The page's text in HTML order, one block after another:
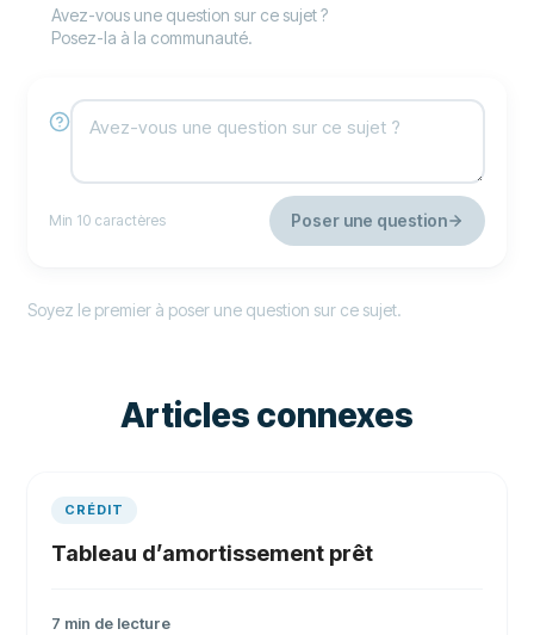
Avez-vous une question sur ce sujet ?
Posez-la à la communauté.
Min 10 caractères Poser une question
Soyez le premier à poser une question sur ce sujet.
Articles connexes
CRÉDIT
Tableau d’amortissement prêt
7 min de lecture